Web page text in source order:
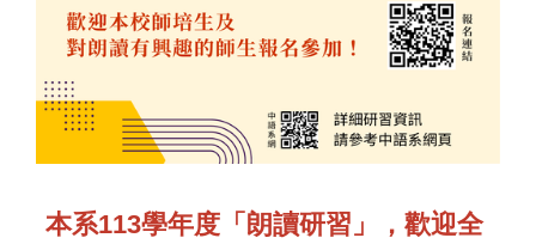
本系113學年度「朗讀研習」，歡迎全